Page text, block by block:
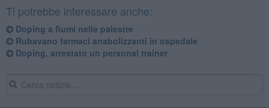
Ti potrebbe interessare anche:
Doping a fiumi nelle palestre
Rubavano farmaci anabolizzanti in ospedale
Doping, arrestato un personal trainer